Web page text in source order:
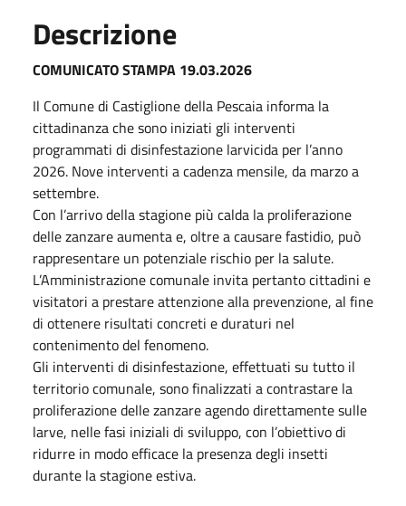
Descrizione
COMUNICATO STAMPA 19.03.2026
Il Comune di Castiglione della Pescaia informa la
cittadinanza che sono iniziati gli interventi
programmati di disinfestazione larvicida per l’anno
2026. Nove interventi a cadenza mensile, da marzoa
settembre.
Con l’arrivo della stagione più calda la proliferazione
delle zanzare aumenta e, oltre a causare fastidio, può
rappresentare un potenziale rischio per la salute.
L’Amministrazione comunale invita pertanto cittadini e
visitatori a prestare attenzione alla prevenzione, al fine
di ottenere risultati concreti e duraturi nel
contenimento del fenomeno.
Gli interventi di disinfestazione, effettuati su tutto il
territorio comunale, sono finalizzati a contrastare la
proliferazione delle zanzare agendo direttamente sulle
larve, nelle fasi iniziali di sviluppo, con l’obiettivo di
ridurre in modo efficace la presenza degli insetti
durante la stagione estiva.